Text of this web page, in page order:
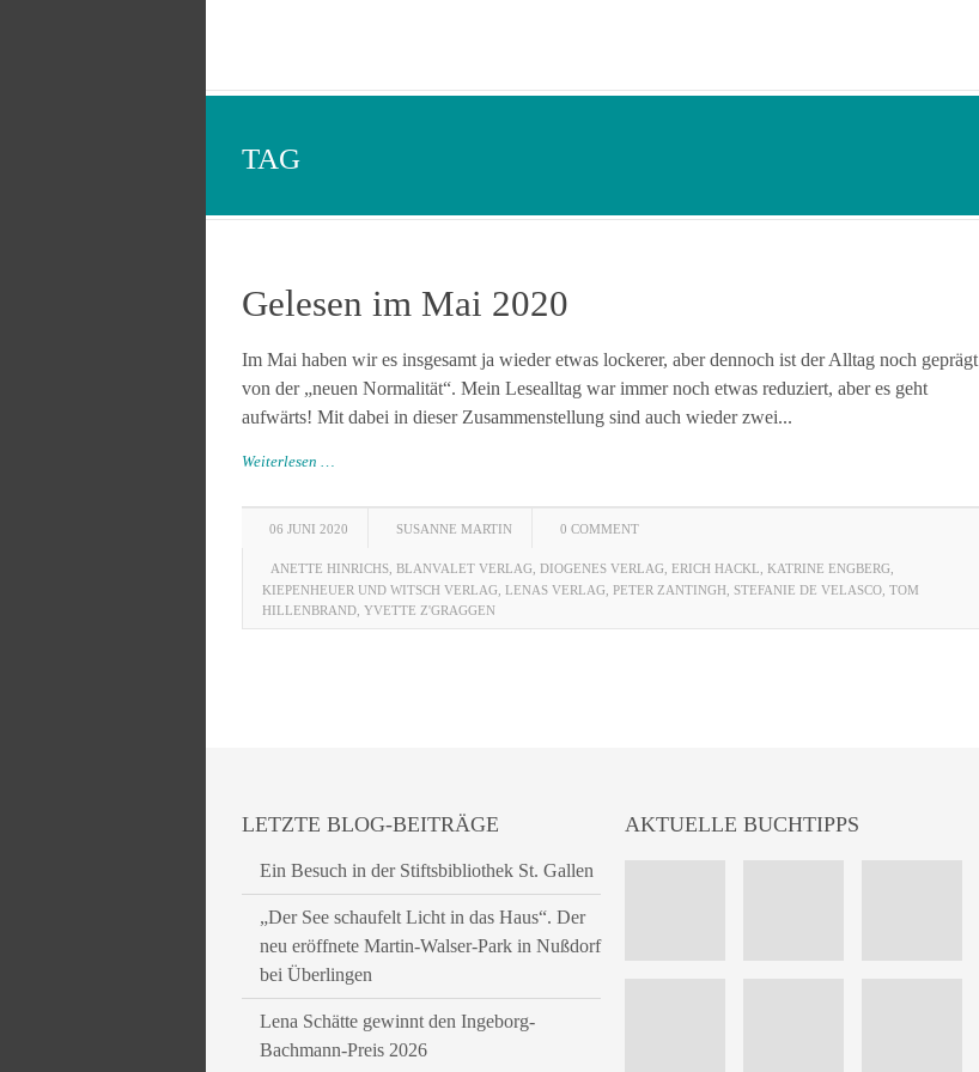
TAG
Gelesen im Mai 2020
Im Mai haben wir es insgesamt ja wieder etwas lockerer, aber dennoch ist der Alltag noch geprägt
von der „neuen Normalität“. Mein Lesealltag war immer noch etwas reduziert, aber es geht
aufwärts! Mit dabei in dieser Zusammenstellung sind auch wieder zwei...
Weiterlesen …
06 JUNI 2020 SUSANNE MARTIN 0 COMMENT
ANETTE HINRICHS BLANVALET VERLAG DIOGENES VERLAG ERICH HACKL KATRINE ENGBERG
KIEPENHEUER UND WITSCH VERLAG LENAS VERLAG PETER ZANTINGH STEFANIE DE VELASCO TOM
HILLENBRAND YVETTE Z'GRAGGEN
LETZTE BLOG-BEITRÄGE
Ein Besuch in der Stiftsbibliothek St. Gallen
„Der See schaufelt Licht in das Haus“. Der
neu eröffnete Martin-Walser-Park in Nußdorf
bei Überlingen
Lena Schätte gewinnt den Ingeborg-
Bachmann-Preis 2026
AKTUELLE BUCHTIPPS